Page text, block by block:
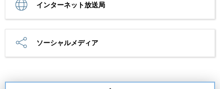
インターネット放送局
ソーシャルメディア